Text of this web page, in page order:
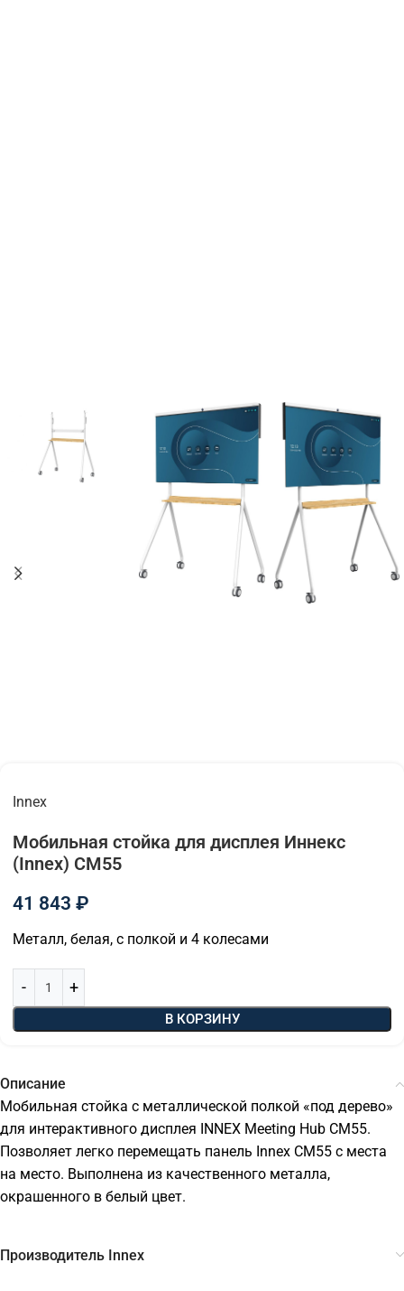
Innex
Мобильная стойка для дисплея Иннекс
(Innex) CM55
41 843 ₽
Металл, белая, с полкой и 4 колесами
В КОРЗИНУ
Описание
Мобильная стойка с металлической полкой «под дерево»
для интерактивного дисплея INNEX Meeting Hub CM55.
Позволяет легко перемещать панель Innex CM55 с места
на место. Выполнена из качественного металла,
окрашенного в белый цвет.
Производитель Innex